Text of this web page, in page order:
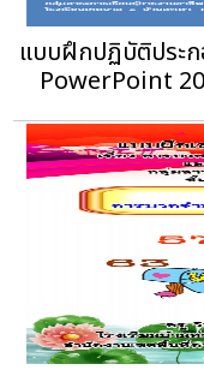
แบบฝึกปฏิบัติประ
PowerPoint